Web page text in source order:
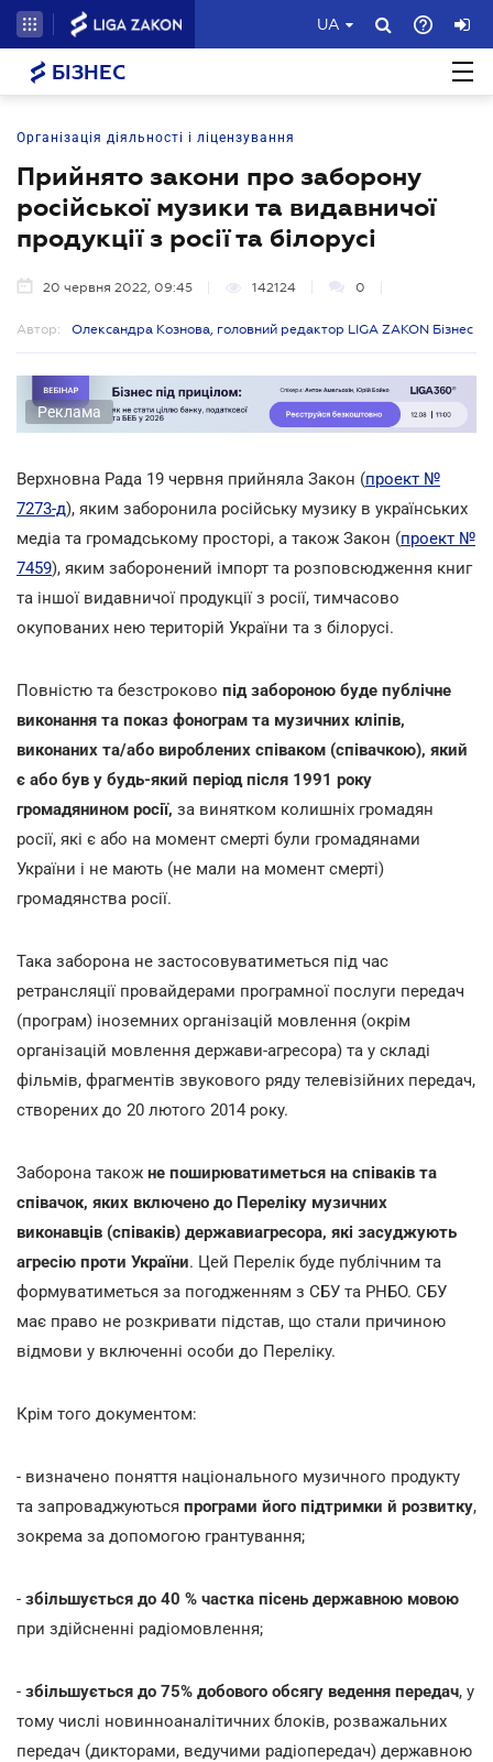
UA
БІЗНЕС
Організація діяльності і ліцензування
Прийнято закони про заборону
російської музики та видавничої
продукції з росії та білорусі
20 червня 2022, 09:45 142124 0
Автор: Олександра Кознова, головний редактор LIGA ZAKON Бізнес
Реклама
Верхновна Рада 19 червня прийняла Закон (проект №
7273-д), яким заборонила російську музику в українських
медіа та громадському просторі, а також Закон (проект №
7459), яким заборонений імпорт та розповсюдження книг
та іншої видавничої продукції з росії, тимчасово
окупованих нею територій України та з білорусі.
Повністю та безстроково під забороною буде публічне
виконання та показ фонограм та музичних кліпів,
виконаних та/або вироблених співаком (співачкою), який
є або був у будь-який період після 1991 року
громадянином росії, за винятком колишніх громадян
росії, які є або на момент смерті були громадянами
України і не мають (не мали на момент смерті)
громадянства росії.
Така заборона не застосовуватиметься під час
ретрансляції провайдерами програмної послуги передач
(програм) іноземних організацій мовлення (окрім
організацій мовлення держави-агресора) та у складі
фільмів, фрагментів звукового ряду телевізійних передач,
створених до 20 лютого 2014 року.
Заборона також не поширюватиметься на співаків та
співачок, яких включено до Переліку музичних
виконавців (співаків) державиагресора, які засуджують
агресію проти України. Цей Перелік буде публічним та
формуватиметься за погодженням з СБУ та РНБО. СБУ
має право не розкривати підстав, що стали причиною
відмови у включенні особи до Переліку.
Крім того документом:
- визначено поняття національного музичного продукту
та запроваджуються програми його підтримки й розвитку,
зокрема за допомогою грантування;
- збільшується до 40 % частка пісень державною мовою
при здійсненні радіомовлення;
- збільшується до 75% добового обсягу ведення передач, у
тому числі новинноаналітичних блоків, розважальних
передач (дикторами, ведучими радіопередач) державною